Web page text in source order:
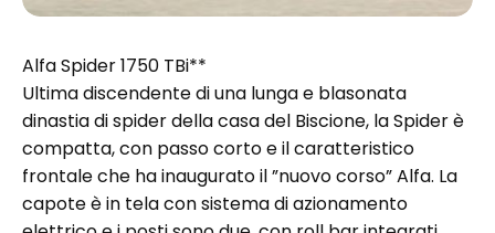
Alfa Spider 1750 TBi**
Ultima discendente di una lunga e blasonata
dinastia di spider della casa del Biscione, la Spider è
compatta, con passo corto e il caratteristico
frontale che ha inaugurato il ”nuovo corso” Alfa. La
capote è in tela con sistema di azionamento